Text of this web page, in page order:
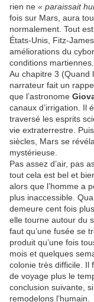
rien ne « paraissait
fois sur Mars, aura
normalement. Tout
États-Unis, Fitz-
améliorations du
conditions martiennes.
Au chapitre 3 (Quand
narrateur fait un
que l’astronome
canaux d’irrigation. Il
traversé les esprits
vie extraterrestre.
siècles, Mars se
mystérieuse.
Pas assez d’air, pas
tout cela est bel et
alors que l’homme a
plus inaccessible.
demeure cent fois
elle tourne autour du
faut qu’une fusée se
produit qu’une fois
mois et quelques
colonie très difficile. Il
de voyage plus le
conclusion suivante,
remodelons l’humain.